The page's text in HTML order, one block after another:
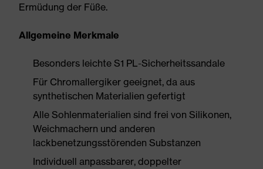
Ermüdung der Füße.
Allgemeine Merkmale
Besonders leichte S1 PL-Sicherheitssandale
Für Chromallergiker geeignet, da aus
synthetischen Materialien gefertigt
Alle Sohlenmaterialien sind frei von Silikonen,
Weichmachern und anderen
lackbenetzungsstörenden Substanzen
Individuell anpassbarer, doppelter